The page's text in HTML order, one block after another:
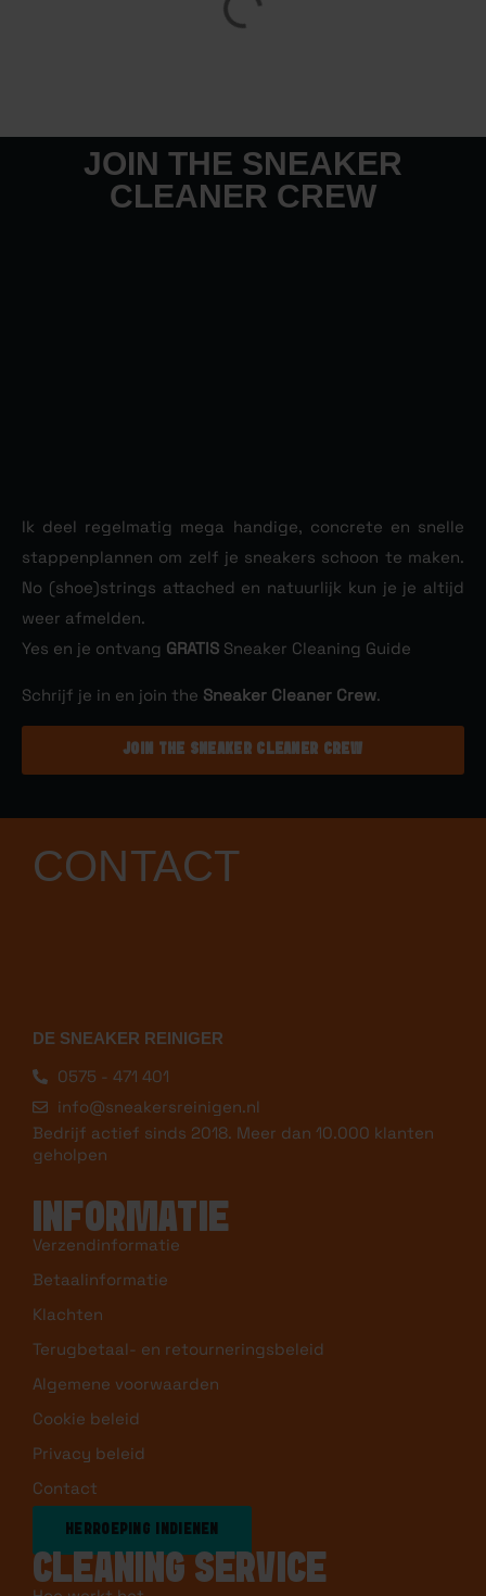
JOIN THE SNEAKER
CLEANER CREW
Ik deel regelmatig mega handige, concrete en snelle
stappenplannen om zelf je sneakers schoon te maken.
No (shoe)strings attached en natuurlijk kun je je altijd
weer afmelden.
Yes en je ontvang GRATIS Sneaker Cleaning Guide
Schrijf je in en join the Sneaker Cleaner Crew.
JOIN THE SNEAKER CLEANER CREW
CONTACT
DE SNEAKER REINIGER
0575 - 471 401
info@sneakersreinigen.nl
Bedrijf actief sinds 2018. Meer dan 10.000 klanten
geholpen
INFORMATIE
Verzendinformatie
Betaalinformatie
Klachten
Terugbetaal- en retourneringsbeleid
Algemene voorwaarden
Cookie beleid
Privacy beleid
Contact
HERROEPING INDIENEN
CLEANING SERVICE